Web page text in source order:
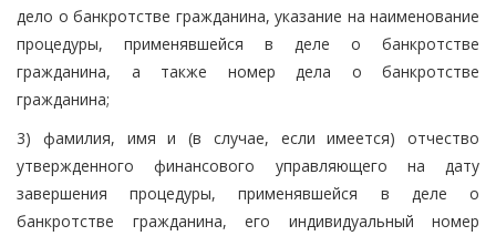
дело о банкротстве гражданина, указание на наименование
процедуры, применявшейся в деле о банкротстве
гражданина, а также номер дела о банкротстве
гражданина;
3) фамилия, имя и (в случае, если имеется) отчество
утвержденного финансового управляющего на дату
завершения процедуры, применявшейся в деле о
банкротстве гражданина, его индивидуальный номер